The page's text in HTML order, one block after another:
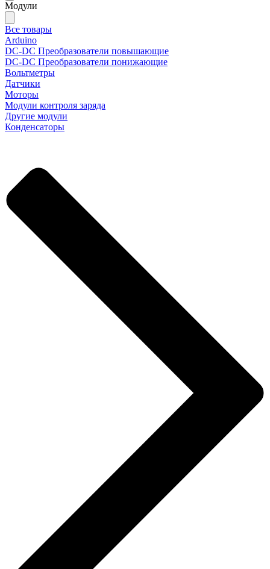
Модули
Все товары
Arduino
DC-DC Преобразователи повышающие
DC-DC Преобразователи понижающие
Вольтметры
Датчики
Моторы
Модули контроля заряда
Другие модули
Конденсаторы